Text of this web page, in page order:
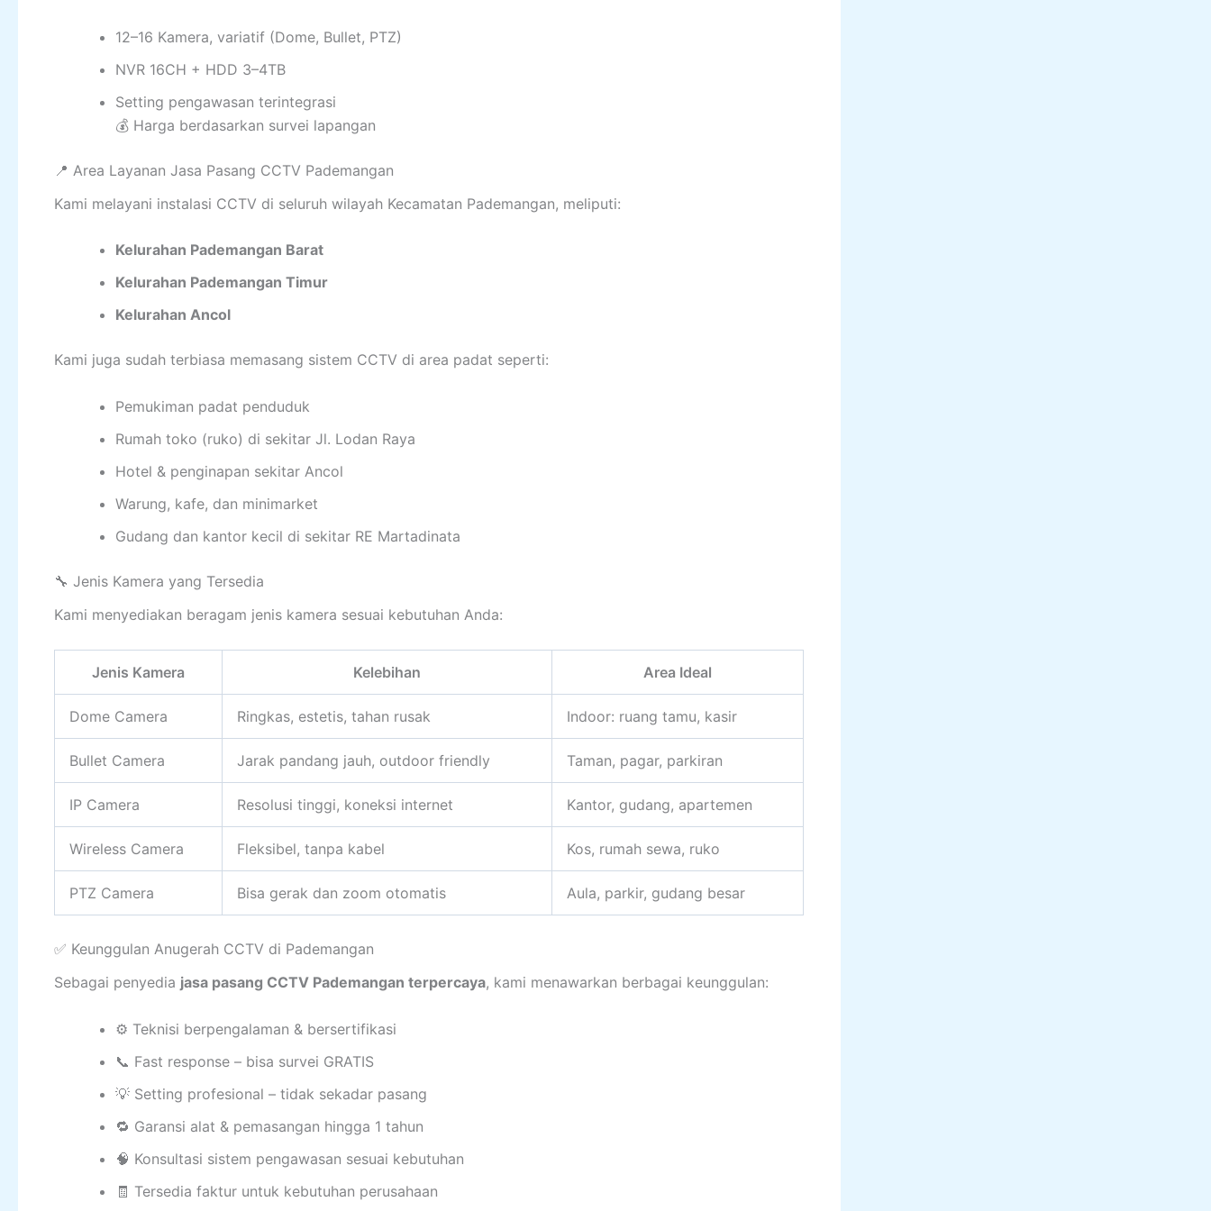
12–16 Kamera, variatif (Dome, Bullet, PTZ)
NVR 16CH + HDD 3–4TB
Setting pengawasan terintegrasi
💰 Harga berdasarkan survei lapangan
📍 Area Layanan Jasa Pasang CCTV Pademangan
Kami melayani instalasi CCTV di seluruh wilayah Kecamatan Pademangan, meliputi:
Kelurahan Pademangan Barat
Kelurahan Pademangan Timur
Kelurahan Ancol
Kami juga sudah terbiasa memasang sistem CCTV di area padat seperti:
Pemukiman padat penduduk
Rumah toko (ruko) di sekitar Jl. Lodan Raya
Hotel & penginapan sekitar Ancol
Warung, kafe, dan minimarket
Gudang dan kantor kecil di sekitar RE Martadinata
🔧 Jenis Kamera yang Tersedia
Kami menyediakan beragam jenis kamera sesuai kebutuhan Anda:
Jenis Kamera Kelebihan Area Ideal
Dome Camera Ringkas, estetis, tahan rusak Indoor: ruang tamu, kasir
Bullet Camera Jarak pandang jauh, outdoor friendly Taman, pagar, parkiran
IP Camera Resolusi tinggi, koneksi internet Kantor, gudang, apartemen
Wireless Camera Fleksibel, tanpa kabel Kos, rumah sewa, ruko
PTZ Camera Bisa gerak dan zoom otomatis Aula, parkir, gudang besar
✅ Keunggulan Anugerah CCTV di Pademangan
Sebagai penyedia jasa pasang CCTV Pademangan terpercaya, kami menawarkan berbagai keunggulan:
⚙️ Teknisi berpengalaman & bersertifikasi
📞 Fast response – bisa survei GRATIS
💡 Setting profesional – tidak sekadar pasang
🔁 Garansi alat & pemasangan hingga 1 tahun
🧠 Konsultasi sistem pengawasan sesuai kebutuhan
🧾 Tersedia faktur untuk kebutuhan perusahaan